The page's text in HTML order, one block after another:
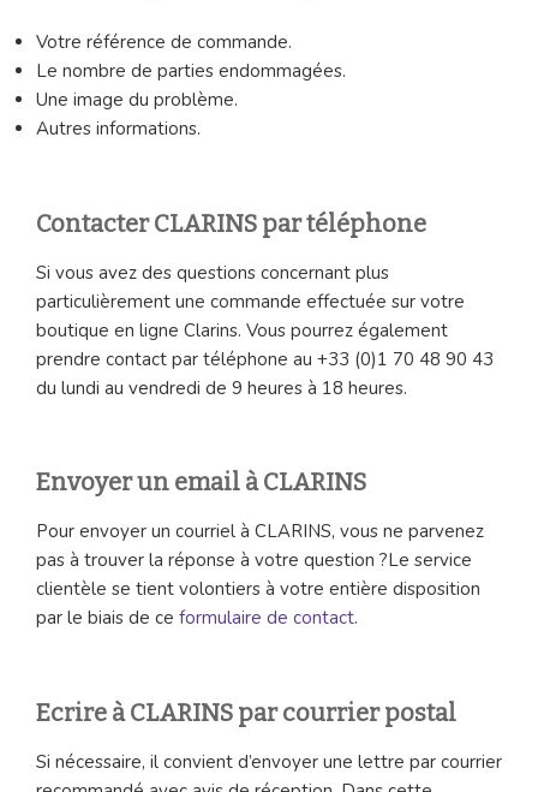
Votre référence de commande.
Le nombre de parties endommagées.
Une image du problème.
Autres informations.
Contacter CLARINS par téléphone
Si vous avez des questions concernant plus
particulièrement une commande effectuée sur votre
boutique en ligne Clarins. Vous pourrez également
prendre contact par téléphone au +33 (0)1 70 48 90 43
du lundi au vendredi de 9 heures à 18 heures.
Envoyer un email à CLARINS
Pour envoyer un courriel à CLARINS, vous ne parvenez
pas à trouver la réponse à votre question ?Le service
clientèle se tient volontiers à votre entière disposition
par le biais de ce formulaire de contact.
Ecrire à CLARINS par courrier postal
Si nécessaire, il convient d’envoyer une lettre par courrier